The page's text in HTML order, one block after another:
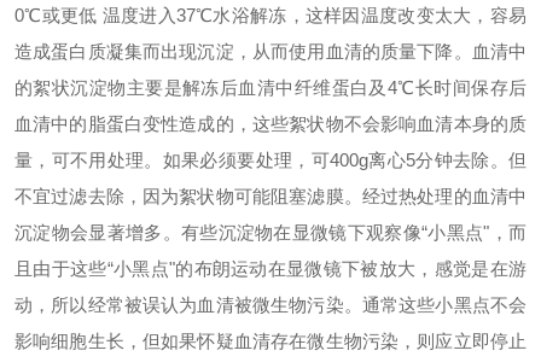
0℃或更低 温度进入37℃水浴解冻，这样因温度改变太大，容易
造成蛋白质凝集而出现沉淀，从而使用血清的质量下降。
血清中
的絮状沉淀物主要是解冻后血清中纤维蛋白及 4℃长时间保存后
血清中的脂蛋白变性造成的，这些絮状物不会影响血清本身的质
量，可不用处理。如果必须要处理，可400g离心5分钟去除。但
不宜过滤去除，因为絮状物可能阻塞滤膜。 经过热处理的血清中
沉淀物会显著增多。有些沉淀物在显微镜下观察像“小黑点"，而
且由于这些“小黑点"的布朗运动在显微镜下被放大，感觉是在游
动，所以经常被误认为血清被微生物污染。通常这些小黑点不会
影响细胞生长，但如果怀疑血清存在微生物污染，则应立即停止